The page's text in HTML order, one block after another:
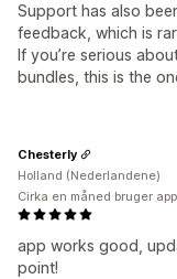
Support has also
feedback, which is
If you’re serious
bundles, this is the
app works good,
point!
Chesterly
Holland (Nederlandene)
Cirka en måned bruger